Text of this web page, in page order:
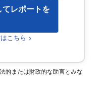
てレポートを
こちら >
的または財政的な助言とみな